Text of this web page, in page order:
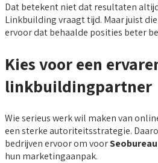
Dat betekent niet dat resultaten
Linkbuilding vraagt tijd. Maar juist
ervoor dat behaalde posities beter
Kies voor een
linkbuildingpartner
Wie serieus werk wil maken van
een sterke autoriteitsstrategie.
bedrijven ervoor om voorSeobureau
hun marketingaanpak.